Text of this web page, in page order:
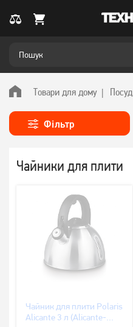
Товари для дому Посуд
Фільтр
Чайники для плити
Чайник для плити Polaris
Alicante 3 л (Alicante-